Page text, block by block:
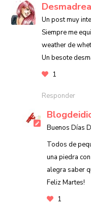
Un post muy
Siempre me
weather de
Un besote
1
Responder
Buenos Días
Todos de
una piedra
alegra saber
Feliz Martes!
1